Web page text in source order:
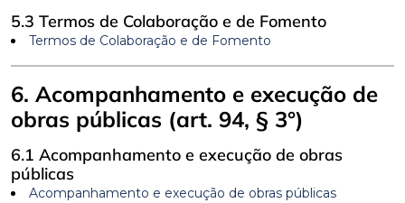
5.3 Termos de Colaboração e de Fomento
Termos de Colaboração e de Fomento
6. Acompanhamento e execução de
obras públicas (art. 94, § 3°)
6.1 Acompanhamento e execução de obras
públicas
Acompanhamento e execução de obras públicas